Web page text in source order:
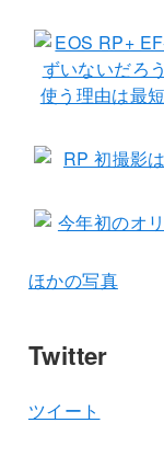
ほかの写真
Twitter
ツイート